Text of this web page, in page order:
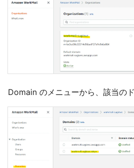
Domain のメニューから、該当の